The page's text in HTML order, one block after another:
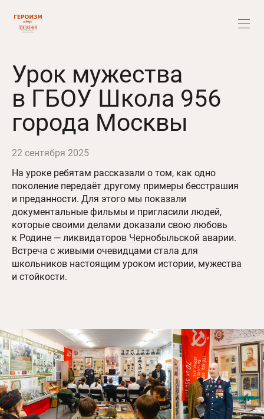
Урок мужества
в ГБОУ Школа 956
города Москвы
22 сентября 2025
На уроке ребятам рассказали о том, как одно
поколение передаёт другому примеры бесстрашия
и преданности. Для этого мы показали
документальные фильмы и пригласили людей,
которые своими делами доказали свою любовь
к Родине — ликвидаторов Чернобыльской аварии.
Встреча с живыми очевидцами стала для
школьников настоящим уроком истории, мужества
и стойкости.